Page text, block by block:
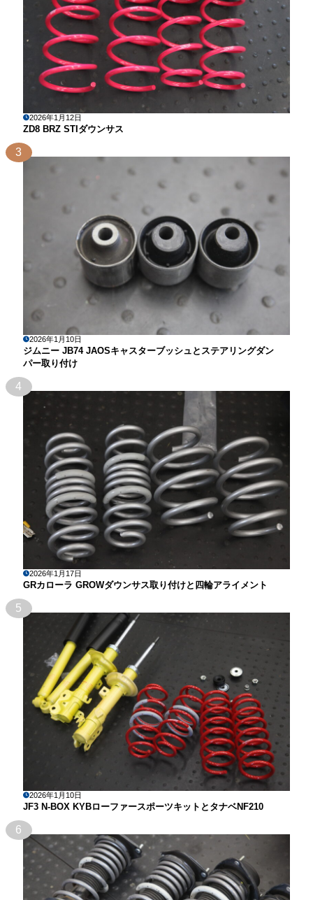
2026年1月12日
ZD8 BRZ STIダウンサス
3
2026年1月10日
ジムニー JB74 JAOSキャスターブッシュとステアリングダン
パー取り付け
4
2026年1月17日
GRカローラ GROWダウンサス取り付けと四輪アライメント
5
2026年1月10日
JF3 N-BOX KYBローファースポーツキットとタナベNF210
6